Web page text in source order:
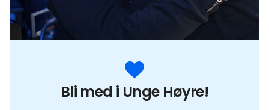
Bli med i Unge Høyre!